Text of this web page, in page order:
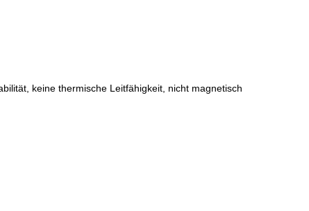
keine thermische Leitfähigkeit, nicht magnetisch